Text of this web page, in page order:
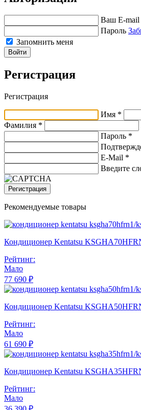
Ваш E-mail
Пароль
Запомнить меня
Войти
Регистрация
Регистрация
Имя *
Фамилия *
Пароль *
E-Mail *
Введите
Регистрация
Рекомендуемые товары
Кондиционер Kentatsu
Рейтинг:
Мало
77 690 ₽
Кондиционер Kentatsu
Рейтинг:
Мало
61 690 ₽
Кондиционер Kentatsu
Рейтинг:
Мало